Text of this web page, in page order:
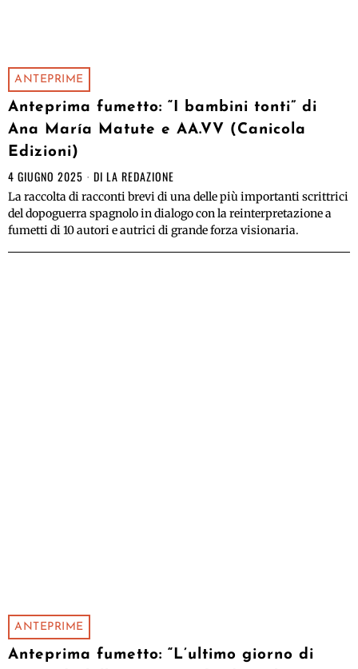
ANTEPRIME
Anteprima fumetto: “I bambini tonti” di
Ana María Matute e AA.VV (Canicola
Edizioni)
4 GIUGNO 2025 DI LA REDAZIONE
La raccolta di racconti brevi di una delle più importanti scrittrici
del dopoguerra spagnolo in dialogo con la reinterpretazione a
fumetti di 10 autori e autrici di grande forza visionaria.
ANTEPRIME
Anteprima fumetto: “L’ultimo giorno di